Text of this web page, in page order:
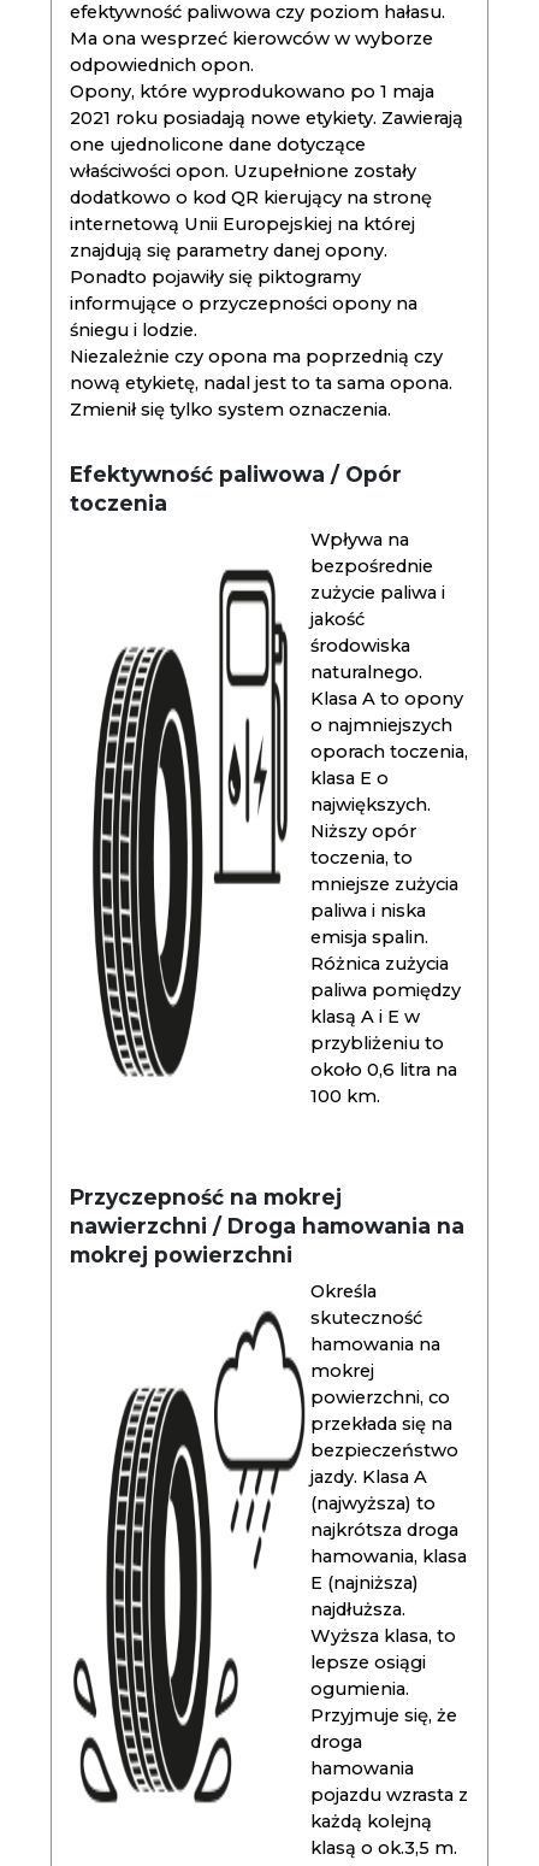
efektywność paliwowa czy poziom hałasu.
Ma ona wesprzeć kierowców w wyborze
odpowiednich opon.
Opony, które wyprodukowano po 1 maja
2021 roku posiadają nowe etykiety. Zawierają
one ujednolicone dane dotyczące
właściwości opon. Uzupełnione zostały
dodatkowo o kod QR kierujący na stronę
internetową Unii Europejskiej na której
znajdują się parametry danej opony.
Ponadto pojawiły się piktogramy
informujące o przyczepności opony na
śniegu i lodzie.
Niezależnie czy opona ma poprzednią czy
nową etykietę, nadal jest to ta sama opona.
Zmienił się tylko system oznaczenia.
Efektywność paliwowa / Opór
toczenia
Wpływa na
bezpośrednie
zużycie paliwa i
jakość
środowiska
naturalnego.
Klasa A to opony
o najmniejszych
oporach toczenia,
klasa E o
największych.
Niższy opór
toczenia, to
mniejsze zużycia
paliwa i niska
emisja spalin.
Różnica zużycia
paliwa pomiędzy
klasą A i E w
przybliżeniu to
około 0,6 litra na
100 km.
Przyczepność na mokrej
nawierzchni / Droga hamowania na
mokrej powierzchni
Określa
skuteczność
hamowania na
mokrej
powierzchni, co
przekłada się na
bezpieczeństwo
jazdy. Klasa A
(najwyższa) to
najkrótsza droga
hamowania, klasa
E (najniższa)
najdłuższa.
Wyższa klasa, to
lepsze osiągi
ogumienia.
Przyjmuje się, że
droga
hamowania
pojazdu wzrasta z
każdą kolejną
klasą o ok.3,5 m.